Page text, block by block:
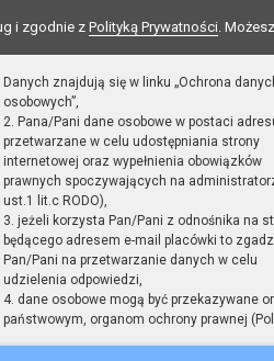
i zgodnie z Polityką Prywatności.
Danych znajdują się w linku „Ochrona
osobowych”,
2. Pana/Pani dane osobowe w postaci
przetwarzane w celu udostępniania strony
internetowej oraz wypełnienia obowiązków
prawnych spoczywających na
ust.1 lit.c RODO),
3. jeżeli korzysta Pan/Pani z odnośnika na
będącego adresem e-mail placówki to
Pan/Pani na przetwarzanie danych w celu
udzielenia odpowiedzi,
4. dane osobowe mogą być przekazywane
państwowym, organom ochrony prawnej